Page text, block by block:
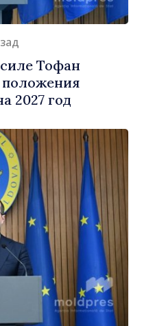
Тофан
положения
2027 год